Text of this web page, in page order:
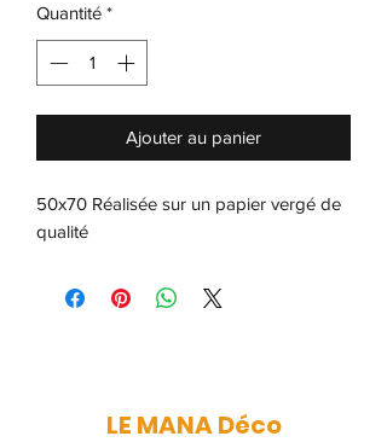
Quantité *
Ajouter au panier
50x70 Réalisée sur un papier vergé de
qualité
LE MANA Déco